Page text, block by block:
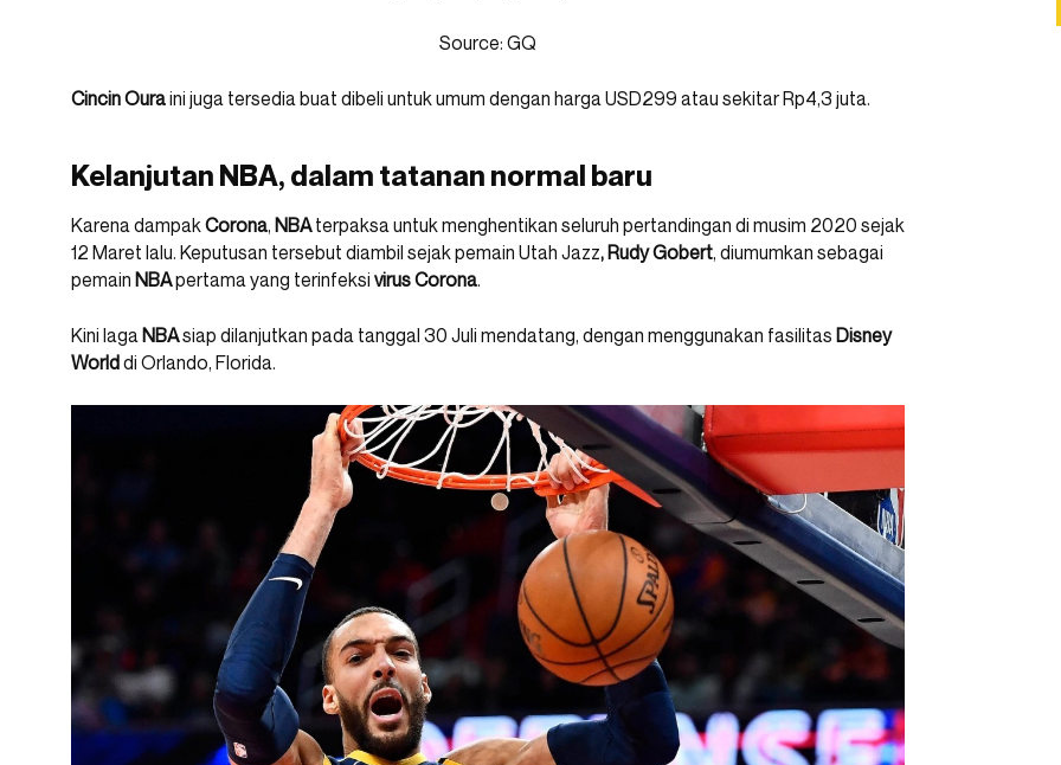
Source: GQ
Cincin Ouraini juga tersedia buat dibeli untuk umum dengan harga USD299 atau sekitar Rp4,3 juta.
Kelanjutan NBA, dalam tatanan normal baru
Karena dampak Corona, NBAterpaksa untuk menghentikan seluruh pertandingan di musim 2020 sejak
12 Maret lalu. Keputusan tersebut diambil sejak pemain Utah Jazz, Rudy Gobert, diumumkan sebagai
pemain NBApertama yang terinfeksi virus Corona.
Kini laga NBAsiap dilanjutkan pada tanggal 30 Juli mendatang, dengan menggunakan fasilitas Disney
Worlddi Orlando, Florida.